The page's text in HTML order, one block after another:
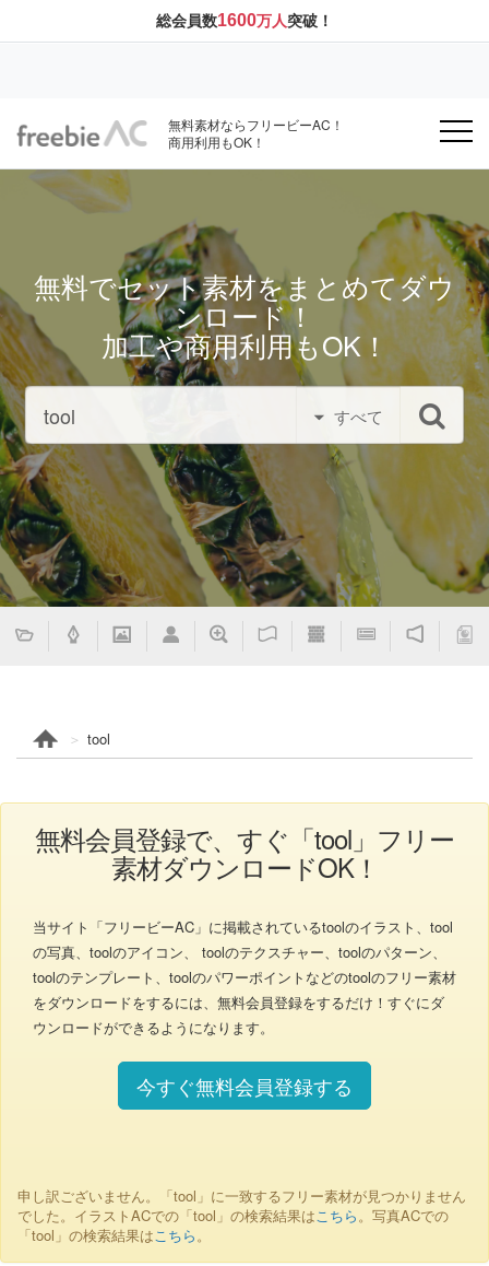
総会員数1600万人突破！
無料素材ならフリービーAC！
商用利用もOK！
無料でセット素材をまとめてダウ
ンロード！
加工や商用利用もOK！
すべて
tool
無料会員登録で、すぐ「tool」フリー
素材ダウンロードOK！
当サイト「フリービーAC」に掲載されているtoolのイラスト、tool
の写真、toolのアイコン、 toolのテクスチャー、toolのパターン、
toolのテンプレート、toolのパワーポイントなどのtoolのフリー素材
をダウンロードをするには、無料会員登録をするだけ！すぐにダ
ウンロードができるようになります。
今すぐ無料会員登録する
申し訳ございません。「tool」に一致するフリー素材が見つかりません
でした。イラストACでの「tool」の検索結果はこちら。写真ACでの
「tool」の検索結果はこちら。